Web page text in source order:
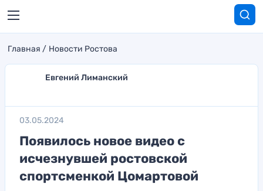
Главная Новости Ростова
Евгений Лиманский
03.05.2024
Появилось новое видео с
исчезнувшей ростовской
спортсменкой Цомартовой